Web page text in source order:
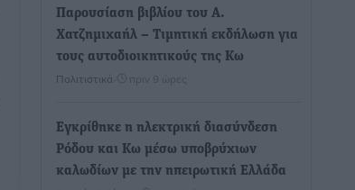
Παρουσίαση βιβλίου του Α.
Χατζημιχαήλ – Τιμητική εκδήλωση για
τους αυτοδιοικητικούς της Κω
Πολιτιστικά πριν 9 ώρες
Εγκρίθηκε η ηλεκτρική διασύνδεση
Ρόδου και Κω μέσω υποβρύχιων
καλωδίων με την ηπειρωτική Ελλάδα